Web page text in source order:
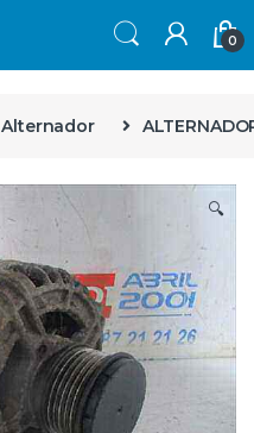
0
Alternador
🔍